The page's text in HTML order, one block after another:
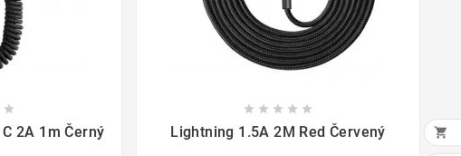

2A 1m Černý
  
    
Lightning 1.5A 2M Red Červený 